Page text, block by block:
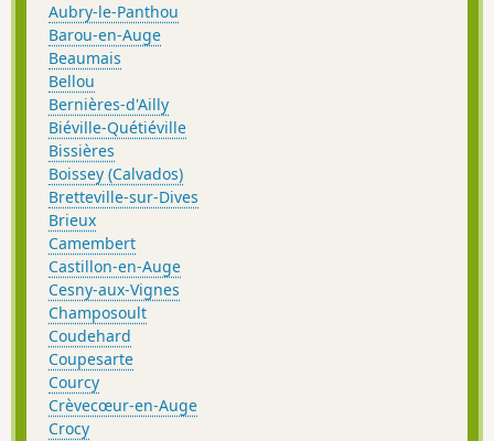
Aubry-le-Panthou
Barou-en-Auge
Beaumais
Bellou
Bernières-d'Ailly
Biéville-Quétiéville
Bissières
Boissey (Calvados)
Bretteville-sur-Dives
Brieux
Camembert
Castillon-en-Auge
Cesny-aux-Vignes
Champosoult
Coudehard
Coupesarte
Courcy
Crèvecœur-en-Auge
Crocy